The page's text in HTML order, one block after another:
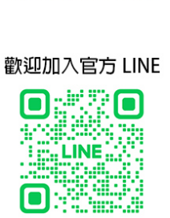
台北新北蘆洲永繹電動車業威